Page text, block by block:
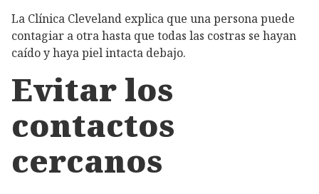
La Clínica Cleveland explica que una persona puede
contagiar a otra hasta que todas las costras se hayan
caído y haya piel intacta debajo.
Evitar los
contactos
cercanos